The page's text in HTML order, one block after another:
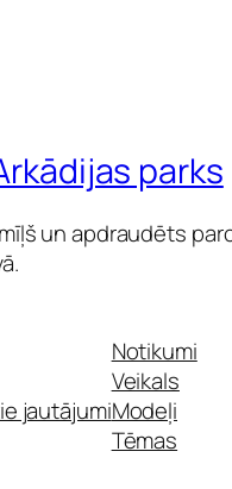
parks
un apdraudēts
jautājumi
Notikumi
Veikals
Modeļi
Tēmas